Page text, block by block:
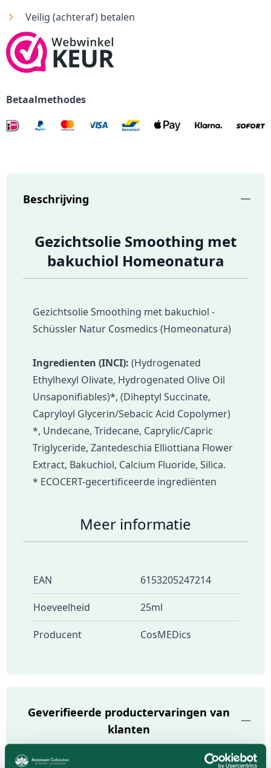
Veilig (achteraf) betalen
Betaalmethodes
Beschrijving
Gezichtsolie Smoothing met
bakuchiol Homeonatura
Gezichtsolie Smoothing met bakuchiol -
Schüssler Natur Cosmedics (Homeonatura)
Ingredienten (INCI): (Hydrogenated
Ethylhexyl Olivate, Hydrogenated Olive Oil
Unsaponifiables)*, (Diheptyl Succinate,
Capryloyl Glycerin/Sebacic Acid Copolymer)
*, Undecane, Tridecane, Caprylic/Capric
Triglyceride, Zantedeschia Elliottiana Flower
Extract, Bakuchiol, Calcium Fluoride, Silica.
* ECOCERT-gecertificeerde ingrediënten
Meer informatie
EAN 6153205247214
Hoeveelheid 25ml
Producent CosMEDics
Geverifieerde productervaringen van
klanten
Er zijn nog geen geverifieerde